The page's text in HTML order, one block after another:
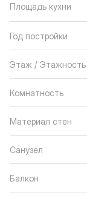
Площадь кухни
Год постройки
Этаж / Этажность
Комнатность
Материал стен
Санузел
Балкон